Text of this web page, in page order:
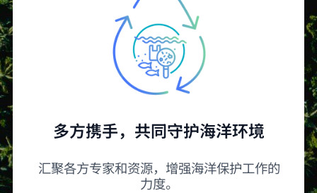
多方携手，共同守护海洋环境
汇聚各方专家和资源，增强海洋保护工作的
力度。